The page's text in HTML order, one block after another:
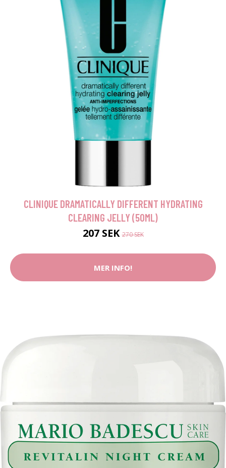
CLINIQUE DRAMATICALLY DIFFERENT HYDRATING
CLEARING JELLY (50ML)
207 SEK270 SEK
MER INFO!